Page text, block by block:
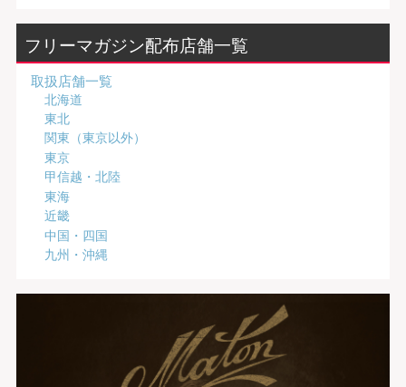
フリーマガジン配布店舗一覧
取扱店舗一覧
北海道
東北
関東（東京以外）
東京
甲信越・北陸
東海
近畿
中国・四国
九州・沖縄